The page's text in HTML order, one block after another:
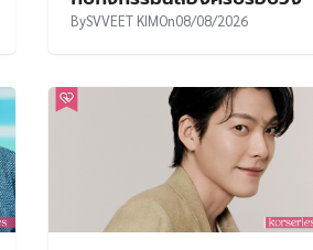
BySVVEET KIMOn08/08/2026